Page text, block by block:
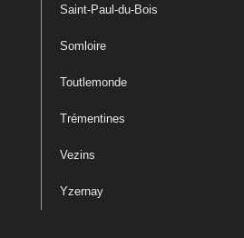
Saint-Paul-du-Bois
Somloire
Toutlemonde
Trémentines
Vezins
Yzernay